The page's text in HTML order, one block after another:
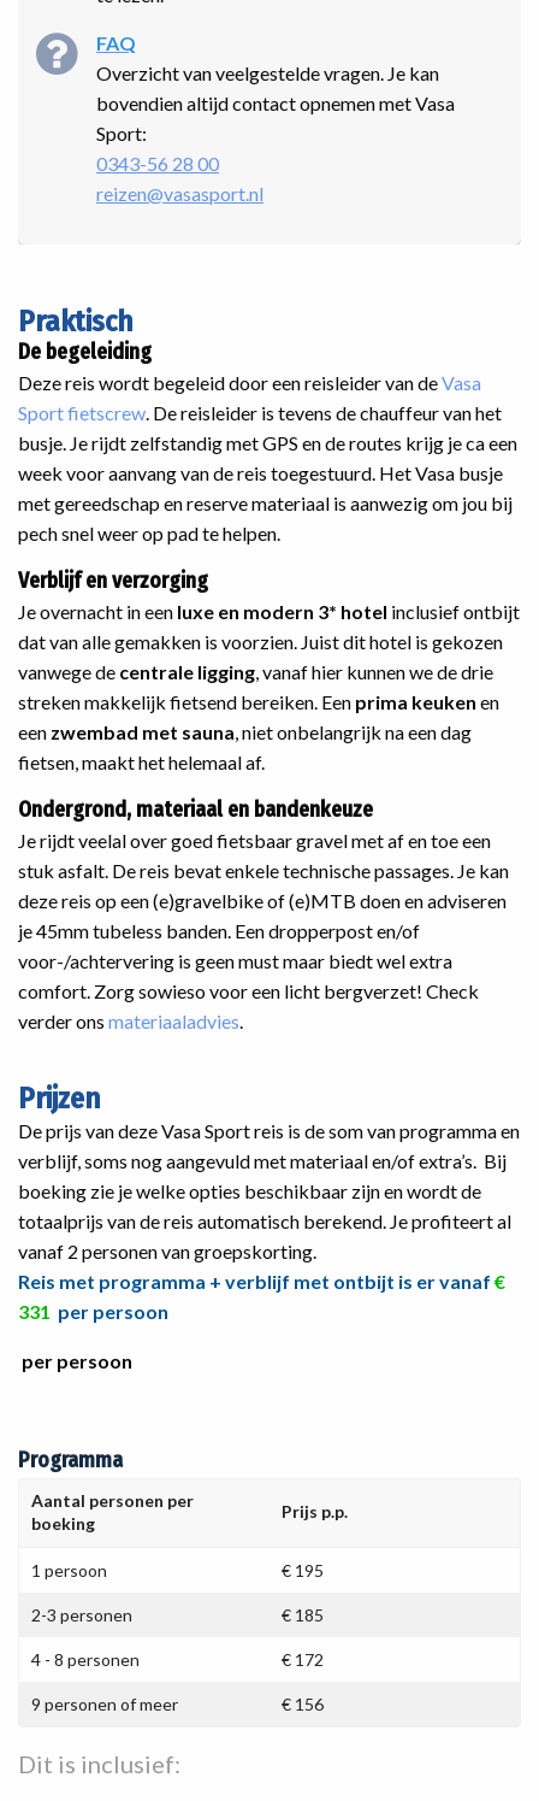
FAQ
Overzicht van veelgestelde vragen. Je kan
bovendien altijd contact opnemen met Vasa
Sport:
0343-56 28 00
reizen@vasasport.nl
Praktisch
De begeleiding
Deze reis wordt begeleid door een reisleider van deVasa
Sport fietscrew . De reisleider is tevens de chauffeur van het
busje. Je rijdt zelfstandig met GPS en de routes krijg je ca een
week voor aanvang van de reis toegestuurd. Het Vasa busje
met gereedschap en reserve materiaal is aanwezig om jou bij
pech snel weer op pad te helpen.
Verblijf en verzorging
Je overnacht in een luxe en modern 3* hotel inclusief ontbijt
dat van alle gemakken is voorzien. Juist dit hotel is gekozen
vanwege de centrale ligging , vanaf hier kunnen we de drie
streken makkelijk fietsend bereiken. Een prima keuken en
een zwembad met sauna , niet onbelangrijk na een dag
fietsen, maakt het helemaal af.
Ondergrond, materiaal en bandenkeuze
Je rijdt veelal over goed fietsbaar gravel met af en toe een
stuk asfalt. De reis bevat enkele technische passages. Je kan
deze reis op een (e)gravelbike of (e)MTB doen en adviseren
je 45mm tubeless banden. Een dropperpost en/of
voor-/achtervering is geen must maar biedt wel extra
comfort. Zorg sowieso voor een licht bergverzet! Check
verder ons materiaaladvies
Prijzen
De prijs van deze Vasa Sport reis is de som van programma en
verblijf, soms nog aangevuld met materiaal en/of extra’s. Bij
boeking zie je welke opties beschikbaar zijn en wordt de
totaalprijs van de reis automatisch berekend. Je profiteert al
vanaf 2 personen van groepskorting.
Reis met programma + verblijf met ontbijt is er vanaf €
331 per persoon
per persoon
Programma
Aantal personen per
boeking
Prijs p.p.
1 persoon € 195
2-3 personen € 185
4 - 8 personen € 172
9 personen of meer € 156
Dit is inclusief: